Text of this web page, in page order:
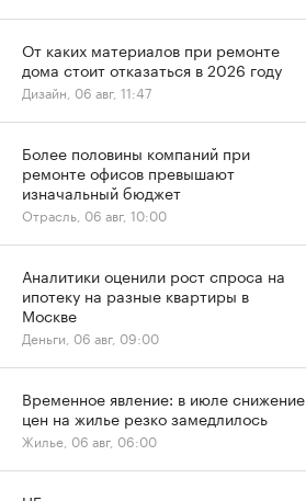
От каких материалов при ремонте
дома стоит отказаться в 2026 году
Дизайн, 06 авг, 11:47
Более половины компаний при
ремонте офисов превышают
изначальный бюджет
Отрасль, 06 авг, 10:00
Аналитики оценили рост спроса на
ипотеку на разные квартиры в
Москве
Деньги, 06 авг, 09:00
Временное явление: в июле снижение
цен на жилье резко замедлилось
Жилье, 06 авг, 06:00